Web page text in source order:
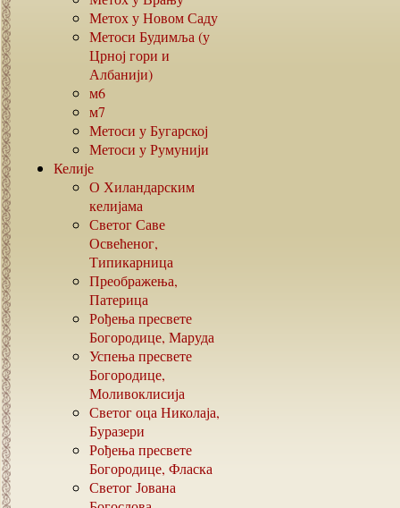
Метох у Новом Саду
Метоси Будимља (у
Црној гори и
Албанији)
м6
м7
Метоси у Бугарској
Метоси у Румунији
Келије
О Хиландарским
келијама
Светог Саве
Освећеног,
Типикарница
Преображења,
Патерица
Рођења пресвете
Богородице, Маруда
Успења пресвете
Богородице,
Моливоклисија
Светог оца Николаја,
Буразери
Рођења пресвете
Богородице, Фласка
Светог Јована